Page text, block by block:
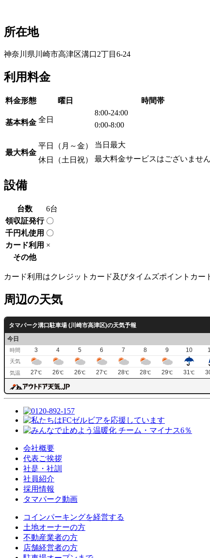
所在地
神奈川県川崎市高津区溝口2丁目6-24
利用料金
料金形態 曜日 時間帯
基本料金 全日
8:00-24:00
0:00-8:00
最大料金
平日（月～金） 当日最大
休日（土日祝）
最大料金サービスはございません
設備
台数
6台
領収証発行 〇
千円札使用 〇
カード利用 ×
その他
カード利用はクレジットカード及びタイムズポイントカー
周辺の天気
タマパーク溝口駐車場 (川崎市高津区)の天気予報
今日
時間 3 4 5 6 7 8 9 10
天気
気温
27℃ 26℃ 26℃ 27℃ 28℃ 28℃ 29℃ 31℃
会社概要
代表ご挨拶
社是・社訓
社員紹介
採用情報
タマパーク動画
コインパーキングを経営する
土地オーナーの方
不動産業者の方
店舗経営者の方